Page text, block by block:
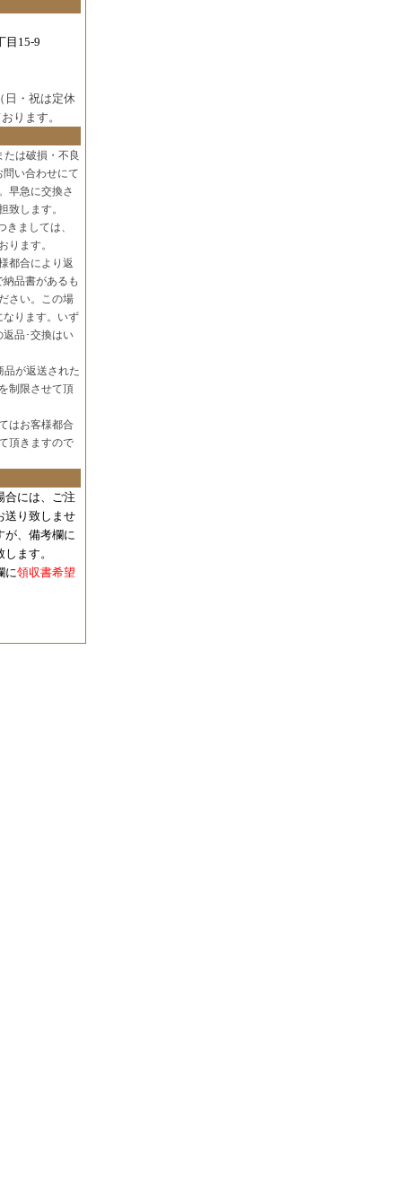
15-9
日・祝は定休
ります。
は破損・不良
い合わせにて
早急に交換さ
致します。
ましては、
ります。
都合により返
品書があるも
さい。この場
なります。いず
品･交換はい
品が返送された
制限させて頂
はお客様都合
頂きますので
には、 ご注
送り致しませ
が、備考欄に
ます。
に領収書希望